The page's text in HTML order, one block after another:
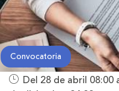
Convocatoria
Del 28 de abril 08:00